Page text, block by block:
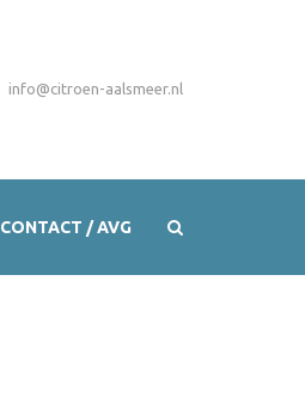
info@citroen-aalsmeer.nl
CONTACT / AVG